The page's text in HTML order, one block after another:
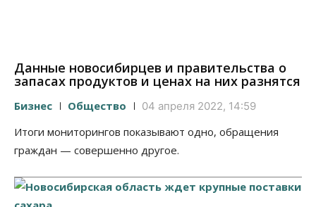
Данные новосибирцев и правительства о
запасах продуктов и ценах на них разнятся
Бизнес Общество 04 апреля 2022, 14:59
Итоги мониторингов показывают одно, обращения
граждан — совершенно другое.